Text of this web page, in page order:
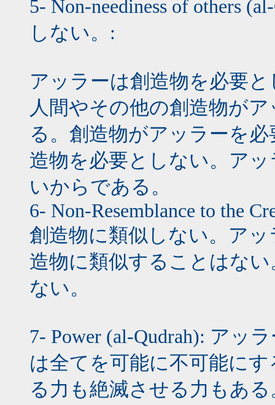
5- Non-neediness of others
しない。:
アッラーは創造物を必要
人間やその他の創造物が
る。創造物がアッラーを
造物を必要としない。ア
いからである。
6- Non-Resemblance to the
創造物に類似しない。ア
造物に類似することはな
ない。
7- Power (al-Qudrah): アッ
は全てを可能に不可能に
る力も絶滅させる力もある